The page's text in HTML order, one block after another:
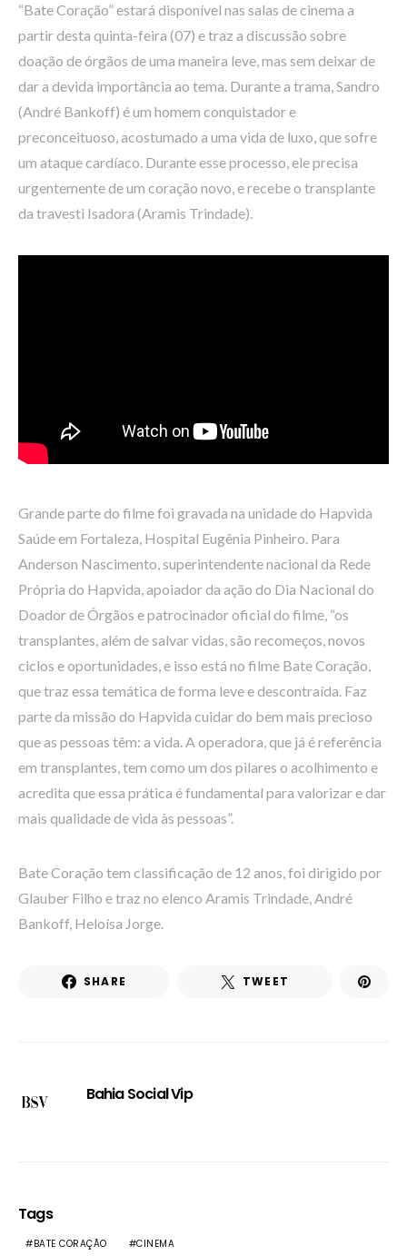
“Bate Coração” estará disponível nas salas de cinema a
partir desta quinta-feira (07) e traz a discussão sobre
doação de órgãos de uma maneira leve, mas sem deixar de
dar a devida importância ao tema. Durante a trama, Sandro
(André Bankoff) é um homem conquistador e
preconceituoso, acostumado a uma vida de luxo, que sofre
um ataque cardíaco. Durante esse processo, ele precisa
urgentemente de um coração novo, e recebe o transplante
da travesti Isadora (Aramis Trindade).
Grande parte do filme foi gravada na unidade do Hapvida
Saúde em Fortaleza, Hospital Eugênia Pinheiro. Para
Anderson Nascimento, superintendente nacional da Rede
Própria do Hapvida, apoiador da ação do Dia Nacional do
Doador de Órgãos e patrocinador oficial do filme, “os
transplantes, além de salvar vidas, são recomeços, novos
ciclos e oportunidades, e isso está no filme Bate Coração,
que traz essa temática de forma leve e descontraída. Faz
parte da missão do Hapvida cuidar do bem mais precioso
que as pessoas têm: a vida. A operadora, que já é referência
em transplantes, tem como um dos pilares o acolhimento e
acredita que essa prática é fundamental para valorizar e dar
mais qualidade de vida às pessoas”.
Bate Coração tem classificação de 12 anos, foi dirigido por
Glauber Filho e traz no elenco Aramis Trindade, André
Bankoff, Heloísa Jorge.
SHARE TWEET
Bahia Social Vip
Tags
BATE CORAÇÃO CINEMA